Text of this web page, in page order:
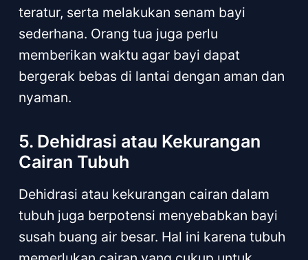
teratur, serta melakukan senam bayi
sederhana. Orang tua juga perlu
memberikan waktu agar bayi dapat
bergerak bebas di lantai dengan aman dan
nyaman.
5. Dehidrasi atau Kekurangan
Cairan Tubuh
Dehidrasi atau kekurangan cairan dalam
tubuh juga berpotensi menyebabkan bayi
susah buang air besar. Hal ini karena tubuh